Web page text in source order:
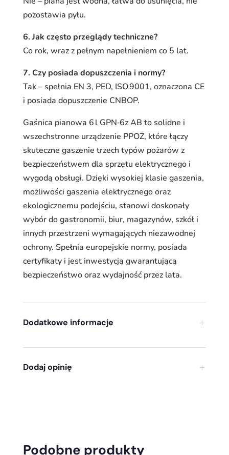
pozostawia pyłu.
6. Jak często przeglądy techniczne?
Co rok, wraz z pełnym napełnieniem co 5 lat.
7. Czy posiada dopuszczenia i normy?
Tak – spełnia EN 3, PED, ISO 9001, oznaczona CE
i posiada dopuszczenie CNBOP.
Gaśnica pianowa 6 l GPN‑6z AB to solidne i
wszechstronne urządzenie PPOŻ, które łączy
skuteczne gaszenie trzech typów pożarów z
bezpieczeństwem dla sprzętu elektrycznego i
wygodą obsługi. Dzięki wysokiej klasie gaszenia,
możliwości gaszenia elektrycznego oraz
ekologicznemu podejściu, stanowi doskonały
wybór do gastronomii, biur, magazynów, szkół i
innych przestrzeni wymagających niezawodnej
ochrony. Spełnia europejskie normy, posiada
certyfikaty i jest inwestycją gwarantującą
bezpieczeństwo oraz wydajność przez lata.
Dodatkowe informacje
Dodaj opinię
Podobne produkty